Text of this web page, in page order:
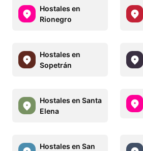
Hostales en
Rionegro
Hostales en
Sopetrán
Hostales en Santa
Elena
Hostales en San